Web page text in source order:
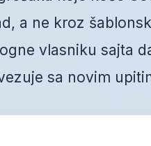
a ne kroz
vlasniku sajta
sa novim